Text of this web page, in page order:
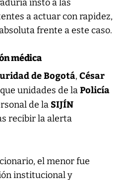
instó a las
a actuar con rapidez,
frente a este caso.
médica
de Bogotá, César
unidades de laPolicía
de la SIJÍN
recibir la alerta
el menor fue
institucional y